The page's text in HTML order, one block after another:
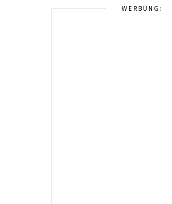
WERBUNG: